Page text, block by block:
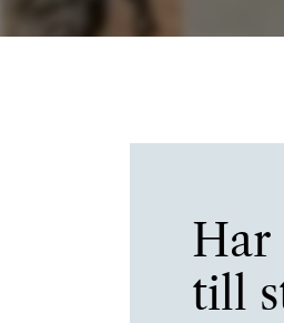
Har
till